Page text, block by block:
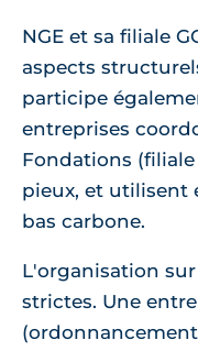
NGE et sa filiale
aspects
participe
entreprises
Fondations
pieux, et utilisent
bas carbone.
L'organisation
strictes. Une